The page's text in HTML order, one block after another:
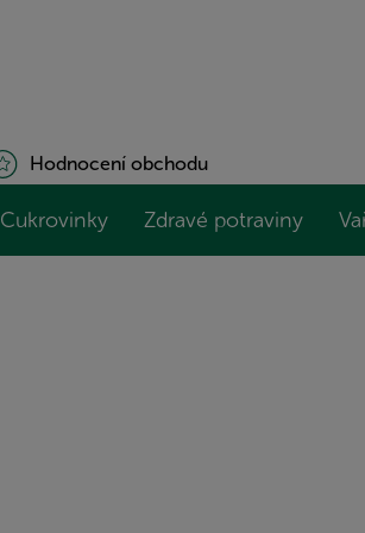
Hodnocení obchodu
Cukrovinky Zdravé potraviny